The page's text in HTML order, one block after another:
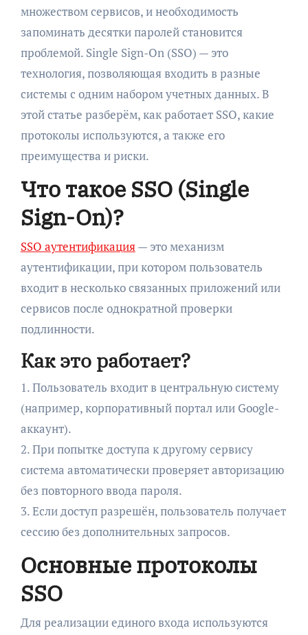
множеством сервисов, и необходимость
запоминать десятки паролей становится
проблемой. Single Sign-On (SSO) — это
технология, позволяющая входить в разные
системы с одним набором учетных данных. В
этой статье разберём, как работает SSO, какие
протоколы используются, а также его
преимущества и риски.
Что такое SSO (Single
Sign-On)?
SSO аутентификация— это механизм
аутентификации, при котором пользователь
входит в несколько связанных приложений или
сервисов после однократной проверки
подлинности.
Как это работает?
1. Пользователь входит в центральную систему
(например, корпоративный портал или Google-
аккаунт).
2. При попытке доступа к другому сервису
система автоматически проверяет авторизацию
без повторного ввода пароля.
3. Если доступ разрешён, пользователь получает
сессию без дополнительных запросов.
Основные протоколы
SSO
Для реализации единого входа используются